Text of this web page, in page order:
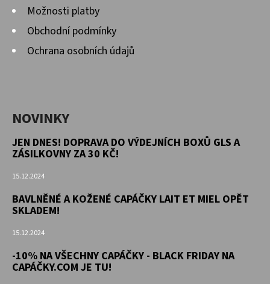
Možnosti platby
Obchodní podmínky
Ochrana osobních údajů
NOVINKY
JEN DNES! DOPRAVA DO VÝDEJNÍCH BOXŮ GLS A
ZÁSILKOVNY ZA 30 KČ!
15.12.2024
BAVLNĚNÉ A KOŽENÉ CAPÁČKY LAIT ET MIEL OPĚT
SKLADEM!
15.12.2024
-10% NA VŠECHNY CAPÁČKY - BLACK FRIDAY NA
CAPÁČKY.COM JE TU!